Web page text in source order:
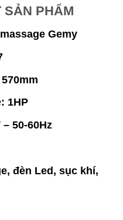
SẢN PHẨM
Gemy
: 1HP
– 50-60Hz
đèn Led, sục khí,